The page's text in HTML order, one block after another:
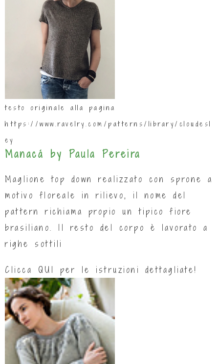
testo originale alla pagina
https://www.ravelry.com/patterns/library/cloudesl
ey
Manacá by Paula Pereira
Maglione top down realizzato con sprone a
motivo floreale in rilievo, il nome del
pattern richiama propio un tipico fiore
brasiliano. Il resto del corpo è lavorato a
righe sottili
Clicca QUI per le istruzioni dettagliate!